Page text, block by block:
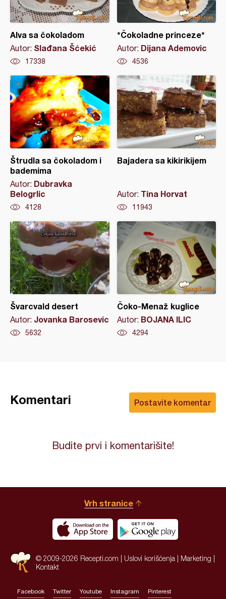
Alva sa čokoladom
Autor: Slađana Šćekić
17338
*Čokoladne princeze*
Autor: Dijana Ademovic
4536
Štrudla sa čokoladom i
bademima
Autor: Dubravka
Belogrlic
4128
Bajadera sa kikirikijem
Autor: Tina Horvat
11943
Švarcvald desert
Autor: Jovanka Barosevic
5632
Čoko-Menaž kuglice
Autor: BOJANA ILIC
4294
Postavite komentar
Komentari
Budite prvi i komentarišite!
Vrh stranice
© 2009-2026 Recepti.com | Uslovi korišćenja Marketing
Kontakt
Facebook Twitter Youtube Instagram Pinterest